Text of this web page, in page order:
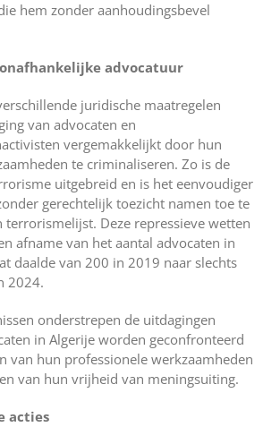
hem zonder aanhoudingsbevel
advocatuur
juridische maatregelen
van advocaten en
vergemakkelijkt door hun
te criminaliseren. Zo is de
uitgebreid en is het eenvoudiger
gerechtelijk toezicht namen toe te
terrorismelijst. Deze repressieve wetten
afname van het aantal advocaten in
daalde van 200 in 2019 naar slechts
2024.
onderstrepen de uitdagingen
in Algerije worden geconfronteerd
van hun professionele werkzaamheden
van hun vrijheid van meningsuiting.
acties